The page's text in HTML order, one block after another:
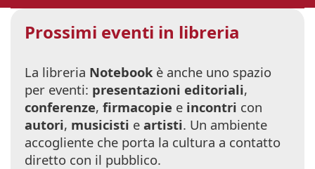
Prossimi eventi in libreria
La libreria Notebook è anche uno spazio
per eventi: presentazioni editoriali,
conferenze, firmacopie e incontri con
autori, musicisti e artisti. Un ambiente
accogliente che porta la cultura a contatto
diretto con il pubblico.